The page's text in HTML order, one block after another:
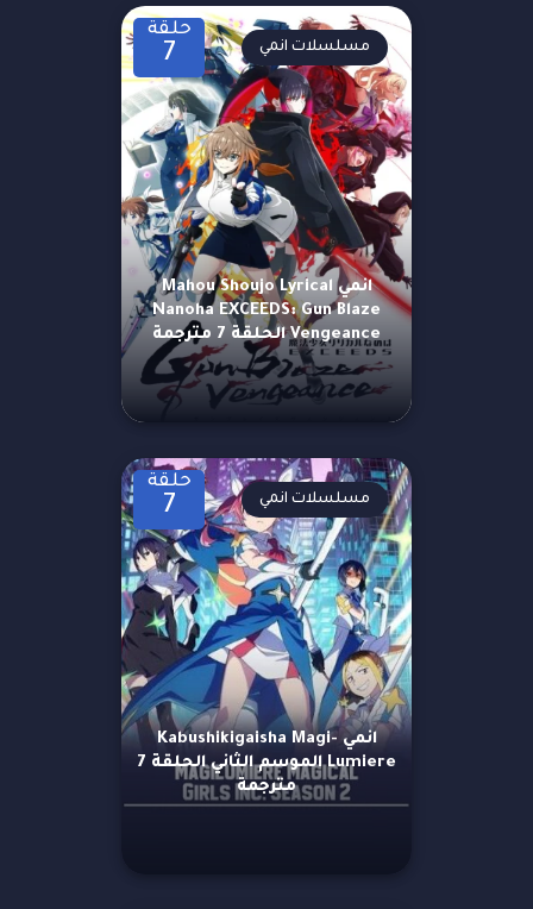
حلقة
7
انمي Mahou Shoujo Lyrical
Nanoha EXCEEDS: Gun Blaze
Vengeance الحلقة 7 مترجمة
مسلسلات انمي
حلقة
7
انمي Kabushikigaisha Magi-
Lumiere الموسم الثاني الحلقة 7
مترجمة
مسلسلات انمي